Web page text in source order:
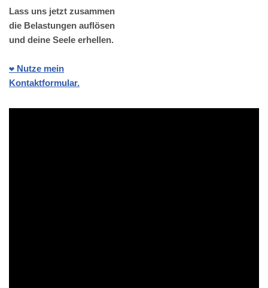
Lass uns jetzt zusammen
die Belastungen auflösen
und deine Seele erhellen.
❤️ Nutze mein
Kontaktformular.